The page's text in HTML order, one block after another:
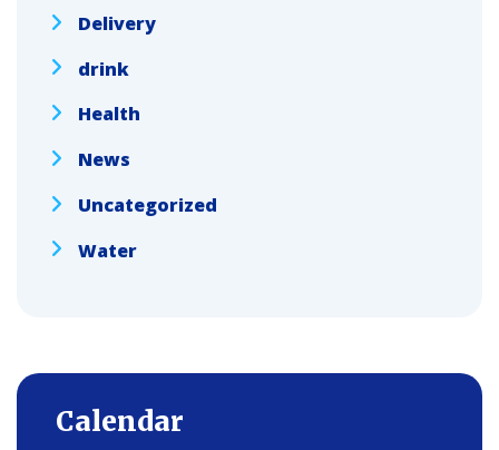
Delivery
drink
Health
News
Uncategorized
Water
Calendar